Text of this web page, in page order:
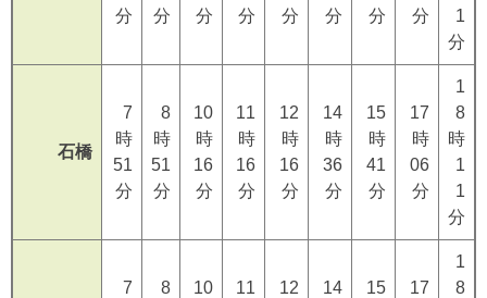
分
分
分
分
分
分
分
分
1
分
石橋
7
時
51
分
8
時
51
分
10
時
16
分
11
時
16
分
12
時
16
分
14
時
36
分
15
時
41
分
17
時
06
分
1
8
時
1
1
分
7
8
10
11
12
14
15
17
1
8